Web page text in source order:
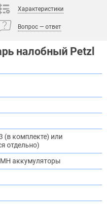
Характеристики
Вопрос — ответ
налобный Petzl
(в комплекте) или
отдельно)
аккумуляторы